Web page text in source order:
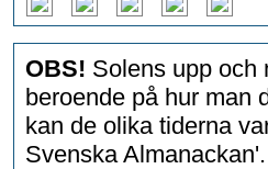
OBS! Solens upp och
beroende på hur man
kan de olika tiderna
Svenska